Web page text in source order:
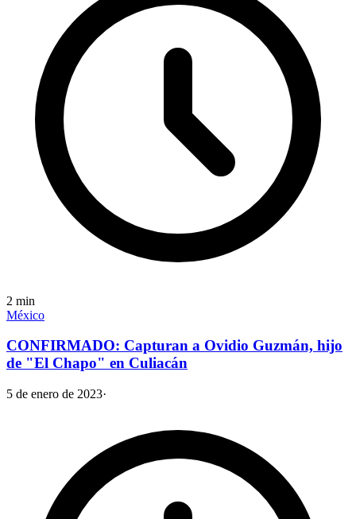
2 min
México
CONFIRMADO: Capturan a Ovidio Guzmán, hijo
de "El Chapo" en Culiacán
5 de enero de 2023·